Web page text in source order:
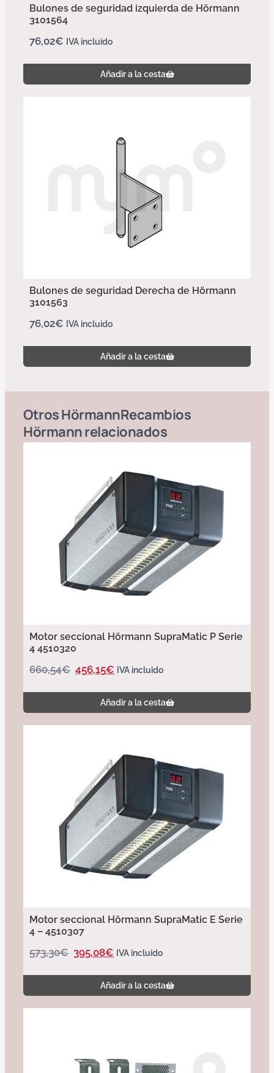
Bulones de seguridad izquierda de Hörmann
3101564
76,02€ IVA incluido
Añadir a la cesta
Bulones de seguridad Derecha de Hörmann
3101563
76,02€ IVA incluido
Añadir a la cesta
OtrosHörmannRecambios
Hörmannrelacionados
Motor seccional Hörmann SupraMatic P Serie
4 4510320
660,54€ 456,15€ IVA incluido
Añadir a la cesta
Motor seccional Hörmann SupraMatic E Serie
4 – 4510307
573,30€ 395,08€ IVA incluido
Añadir a la cesta